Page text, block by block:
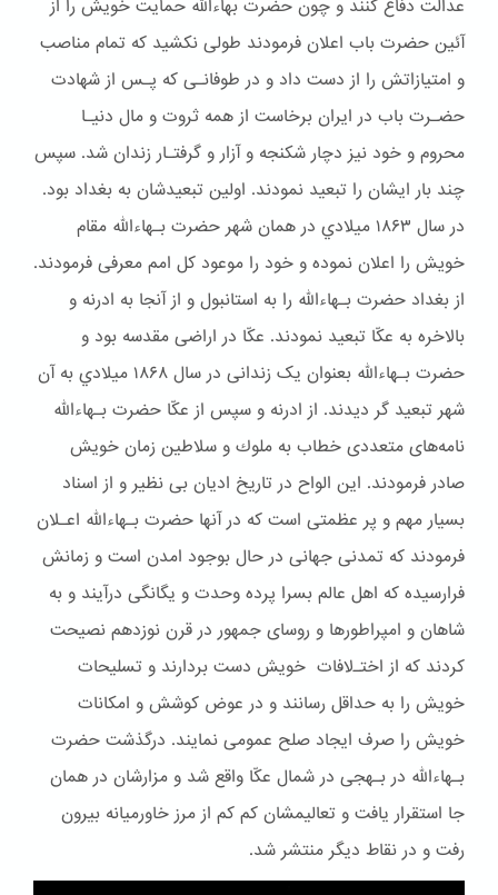
عدالت دفاع کنند و چون حضرت بهاءالله حمایت خویش را از
آئین حضرت باب اعلان فرمودند طولی نکشید که تمام مناصب
و امتیازاتش را از دست داد و در طوفانـی که پـس از شهادت
حضـرت باب در ایران برخاست از همه ثروت و مال دنیـا
محروم و خود نیز دچار شكنجه و آزار و گرفتـار زندان شد. سپس
چند بار ایشان را تبعید نمودند. اولین تبعیدشان به بغداد بود.
در سال ۱۸۶۳ ميلادي در همان شهر حضرت بـهاءالله مقام
خويش را اعلان نموده و خود را موعود کل امم معرفی فرمودند.
از بغداد حضرت بـهاءالله را به استانبول و از آنجا به ادرنه و
بالاخره به عکّا تبعید نمودند. عکّا در اراضی مقدسه بود و
حضرت بـهاءالله بعنوان یک زندانی در سال ۱۸۶۸ ميلادي به آن
شهر تبعيد گر ديدند. از ادرنه و سپس از عکّا حضرت بـهاءالله
نامه‌های متعددی خطاب به ملوك و سلاطین زمان خویش
صادر فرمودند. این الواح در تاریخ ادیان بی نظیر و از اسناد
بسیار مهم و پر عظمتی است که در آنها حضرت بـهاءالله اعـلان
فرمودند که تمدنی جهانی در حال بوجود امدن است و زمانش
فرارسیده که اهل عالم بسرا پرده وحدت و یگانگی درآیند و به
شاهان و امپراطورها و روسای جمهور در قرن نوزدهم نصیحت
کردند که از اختـﻻفات خویش دست بردارند و تسلیحات
خویش را به حداقل رسانند و در عوض کوشش و امکانات
خویش را صرف ایجاد صلح عمومی نمایند. درگذشت حضرت
بـهاءالله در بـهجی در شمال عکّا واقع شد و مزارشان در همان
جا استقرار یافت و تعالیمشان کم کم از مرز خاورمیانه بیرون
رفت و در نقاط دیگر منتشر شد.